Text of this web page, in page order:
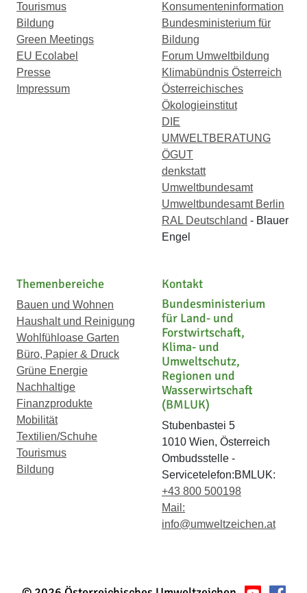
Tourismus
Bildung
Green Meetings
EU Ecolabel
Presse
Impressum
Konsumenteninformation
Bundesministerium für
Bildung
Forum Umweltbildung
Klimabündnis Österreich
Österreichisches
Ökologieinstitut
DIE
UMWELTBERATUNG
ÖGUT
denkstatt
Umweltbundesamt
Umweltbundesamt Berlin
RAL Deutschland - Blauer
Engel
Themenbereiche
Bauen und Wohnen
Haushalt und Reinigung
Wohlfühloase Garten
Büro, Papier & Druck
Grüne Energie
Nachhaltige
Finanzprodukte
Mobilität
Textilien/Schuhe
Tourismus
Bildung
Kontakt
Bundesministerium
für Land- und
Forstwirtschaft,
Klima- und
Umweltschutz,
Regionen und
Wasserwirtschaft
(BMLUK)
Stubenbastei 5
1010 Wien, Österreich
Ombudsstelle -
Servicetelefon:BMLUK:
+43 800 500198
Mail:
info@umweltzeichen.at